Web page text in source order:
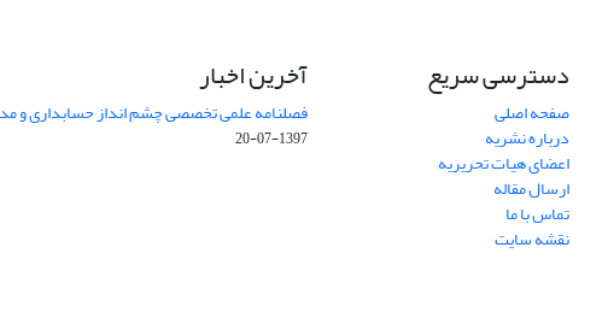
دسترسی سریع
صفحه اصلی
درباره نشریه
اعضای هیات تحریریه
ارسال مقاله
تماس با ما
نقشه سایت
آخرین اخبار
فصلنامه علمی تخصصی چشم انداز حسابداری و
1397-07-20